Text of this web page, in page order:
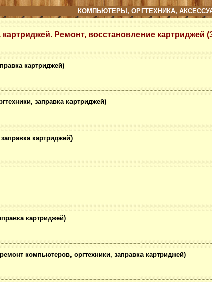
КОМПЬЮТЕРЫ, ОРГТЕХНИКА,
картриджей. Ремонт, восстановление картриджей
картриджей)
заправка картриджей)
картриджей)
картриджей)
компьютеров, оргтехники, заправка картриджей)